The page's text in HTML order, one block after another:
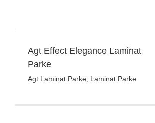
Agt Effect Elegance Laminat
Parke
Agt Laminat Parke Laminat Parke